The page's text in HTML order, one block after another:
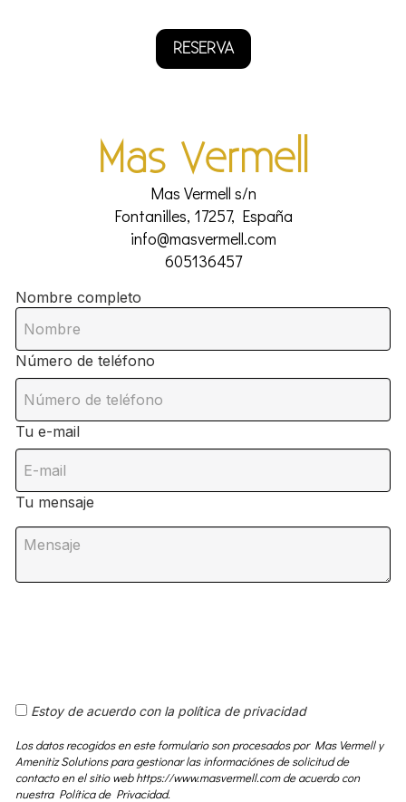
RESERVA
Mas Vermell
Mas Vermell s/n
Fontanilles, 17257, España
info@masvermell.com
605136457
Nombre completo
Número de teléfono
Tu e-mail
Tu mensaje
Estoy de acuerdo con la política de privacidad
Los datos recogidos en este formulario son procesados por Mas Vermell y
Amenitiz Solutions para gestionar las informaciónes de solicitud de
contacto en el sitio web https://www.masvermell.com de acuerdo con
nuestra Política de Privacidad.